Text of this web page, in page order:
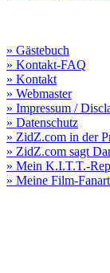
» Gästebuch
» Kontakt-FAQ
» Kontakt
» Webmaster
» Impressum /
» Datenschutz
» ZidZ.com in der
» ZidZ.com sagt
» Mein K.I.T.T.-
» Meine Film-